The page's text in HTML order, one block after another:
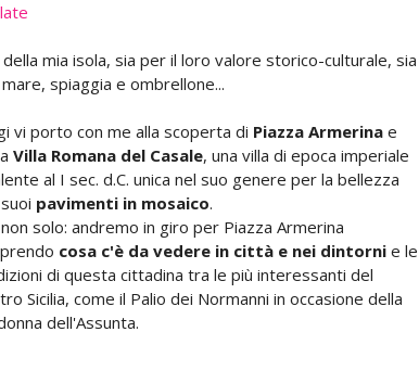
mia isola, sia per il loro valore storico-culturale, sia
spiaggia e ombrellone...
vi porto con me alla scoperta di Piazza Armerina e
Villa Romana del Casale, una villa di epoca imperiale
al I sec. d.C. unica nel suo genere per la bellezza
pavimenti in mosaico.
solo: andremo in giro per Piazza Armerina
cosa c'è da vedere in città e nei dintorni e le
di questa cittadina tra le più interessanti del
Sicilia, come il Palio dei Normanni in occasione della
dell'Assunta.